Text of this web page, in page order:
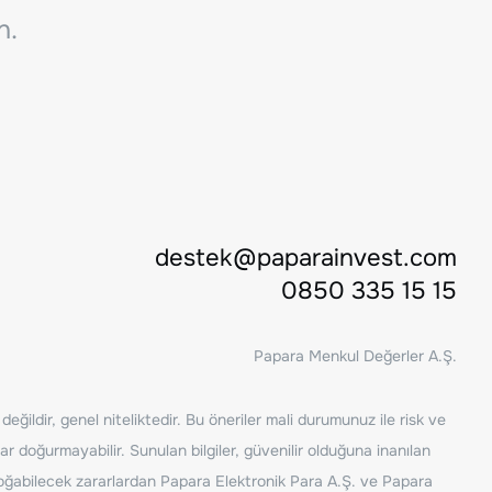
destek@paparainvest.com
0850 335 15 15
Papara Menkul Değerler A.Ş.
değildir, genel niteliktedir. Bu öneriler mali durumunuz ile risk ve
doğurmayabilir. Sunulan bilgiler, güvenilir olduğuna inanılan
zararlardan Papara Elektronik Para A.Ş. ve Papara